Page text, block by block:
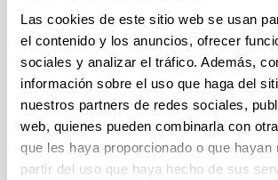
Las cookies de este sitio web se usan
el contenido y los anuncios, ofrecer
sociales y analizar el tráfico. Además,
información sobre el uso que haga del
nuestros partners de redes sociales,
web, quienes pueden combinarla con
que les haya proporcionado o que hayan
partir del uso que haya hecho de sus